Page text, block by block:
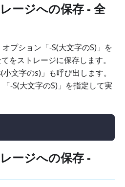
ージへの保存 - 全
プション「-S(大文字のS)」を
をストレージに保存します。
文字のs)」も呼び出します。
-S(大文字のS)」を指定して実
ージへの保存 -